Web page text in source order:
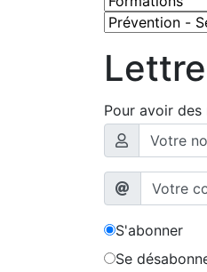
Pour avoir
S'abonner
Se